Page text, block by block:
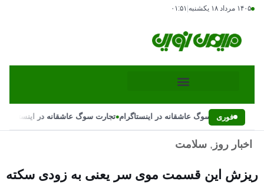
۱۴۰۵ مرداد ۱۸ یکشنبه ۰۱:۵۱
فوری
تجارت سوگ عاشقانه در اینستاگرام•تجارت سوگ عاشقانه در اینستاگرام
اخبار روز , سلامت
ریزش این قسمت موی سر یعنی به زودی سکته